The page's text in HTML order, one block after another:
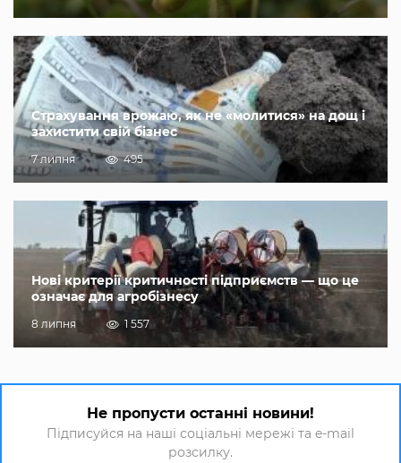
Страхування врожаю, як не «молитися» на дощ і
захистити свій бізнес
7 липня 495
Нові критерії критичності підприємств — що це
означає для агробізнесу
8 липня 1 557
Не пропусти останні новини!
Підписуйся на наші соціальні мережі та e-mail
розсилку.